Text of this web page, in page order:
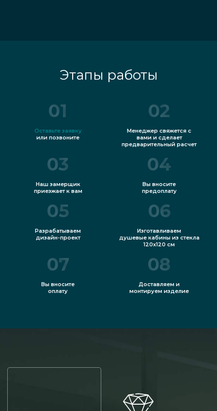
Этапы работы
01
Оставьте заявку
или позвоните
02
Менеджер свяжется с
вами и сделает
предварительный расчет
03
Наш замерщик
приезжает к вам
04
Вы вносите
предоплату
05
Разрабатываем
дизайн-проект
06
Изготавливаем
душевые кабины из стекла
120х120 см
07
Вы вносите
оплату
08
Доставляем и
монтируем изделие